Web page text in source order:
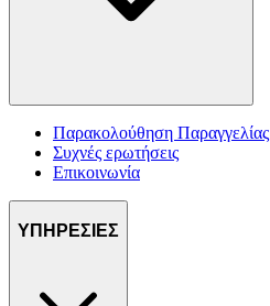
Παρακολούθηση Παραγγελίας
Συχνές ερωτήσεις
Επικοινωνία
ΥΠΗΡΕΣΙΕΣ